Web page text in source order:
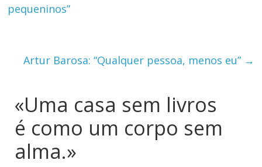
pequeninos”
Artur Barosa: “Qualquer pessoa, menos eu” →
«Uma casa sem livros
é como um corpo sem
alma.»